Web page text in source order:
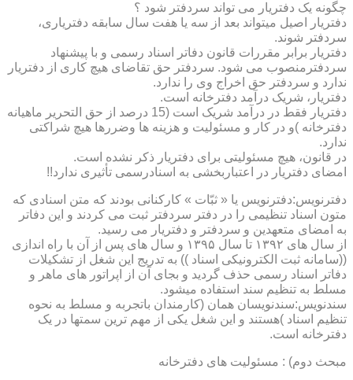
چگونه یک دفتریار می تواند سردفتر شود ؟
دفتریار اصیل میتواند بعد از سه یا هفت سال سابقه دفتریاری،
سردفتر شوند.
دفتریار برابر مقررات قانون دفاتر اسناد رسمی و با پیشنهاد
سردفترمنصوب می شود. سردفتر حق تقاضای هیچ کاری از دفتریار
ندارد و سردفتر حق اخراج وی را ندارد.
دفتریار، شریک درآمد دفترخانه است.
دفتریار فقط در درآمد شریک است (15 درصد از حق التحریر ماهیانه
دفترخانه )و در کار و مسئولیت و هزینه ها وضررها هیچ شراکتی
ندارد.
در قانون، هیچ مسئولیتی برای دفتریار ذکر نشده است.
امضای دفتریار در اعتباربخشی به اسنادرسمی تأثیری ندارد!!
دفترنویس:دفترنویس یا « ثبّات » کارکنانی بودند که متن اسنادی که
متون اسناد تنظیمی را در دفتر سردفتر ثبت می کردند و این دفاتر
به امضای متعهدین و سردفتر و دفتریار می رسید.
از سال های ۱۳۹۲ تا سال ۱۳۹۵ و سال های پس از آن با راه اندازی
((سامانه ثبت الکترونیکی اسناد )) به تدریج این شغل از تشکیلات
دفاتر اسناد رسمی حذف گردید و بجای آن از اپراتور های ماهر و
مسلط به تنظیم سند استفاده میشود.
سندنویس:سندنویسان همان (کارمندان باتجربه و مسلط به نحوه
تنظیم اسناد )هستند و این شغل یکی از مهم ترین سمتها در یک
دفترخانه است.
مبحث دوم) : مسئولیت های دفترخانه